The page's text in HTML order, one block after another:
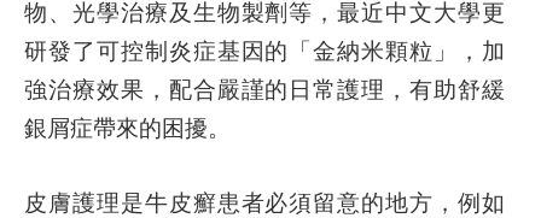
物、光學治療及生物製劑等，最近中文大學更
研發了可控制炎症基因的「金納米顆粒」，加
強治療效果，配合嚴謹的日常護理，有助舒緩
銀屑症帶來的困擾。
皮膚護理是牛皮癬患者必須留意的地方，例如